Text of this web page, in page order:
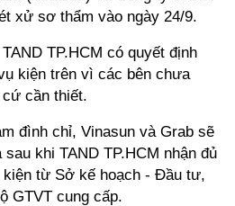
xử sơ thẩm vào ngày 24/9.
TP.HCM có quyết định
kiện trên vì các bên chưa
cần thiết.
đình chỉ, Vinasun và Grab sẽ
khi TAND TP.HCM nhận đủ
kiện từ Sở kế hoạch - Đầu tư,
GTVT cung cấp.